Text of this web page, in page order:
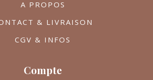
A PROPOS
& LIVRAISON
CGV & INFOS
Compte